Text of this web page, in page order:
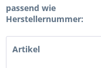
passend wie
Herstellernummer:
Artikel